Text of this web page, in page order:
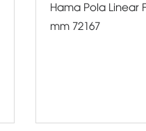
Hama Pola Linear
mm 72167